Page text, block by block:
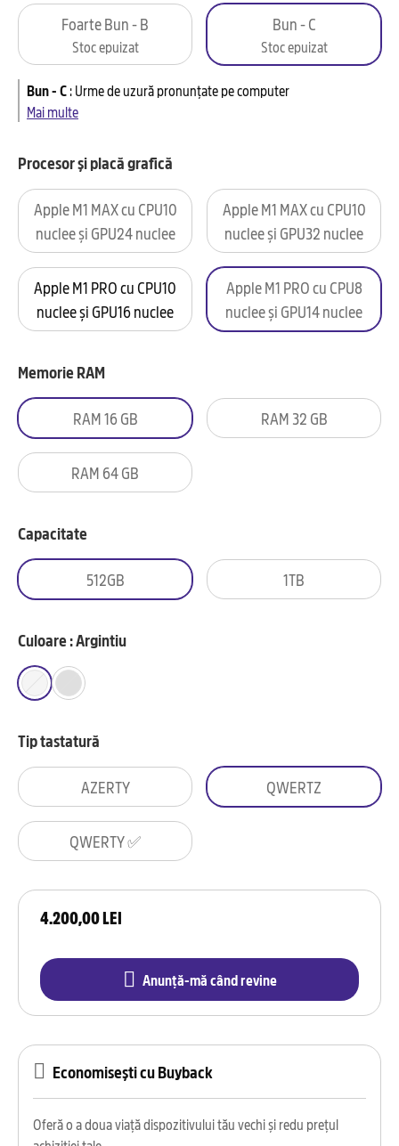
4.200,00 LEI
Anunță-mă când revine
Foarte Bun - B
Stoc epuizat
Bun - C
Stoc epuizat
Bun - C:Urme de uzură pronunțate pe computer
Mai multe
Procesor și placă grafică
Apple M1 MAX cu CPU10
nuclee și GPU24 nuclee
Apple M1 MAX cu CPU10
nuclee și GPU32 nuclee
Apple M1 PRO cu CPU10
nuclee și GPU16 nuclee
Apple M1 PRO cu CPU8
nuclee și GPU14 nuclee
Memorie RAM
RAM 16 GB RAM 32 GB
RAM 64 GB
Capacitate
512GB 1TB
Culoare : Argintiu
Tip tastatură
AZERTY QWERTZ
QWERTY ✅
Economisești cu Buyback
Oferă o a doua viață dispozitivului tău vechi și redu prețul